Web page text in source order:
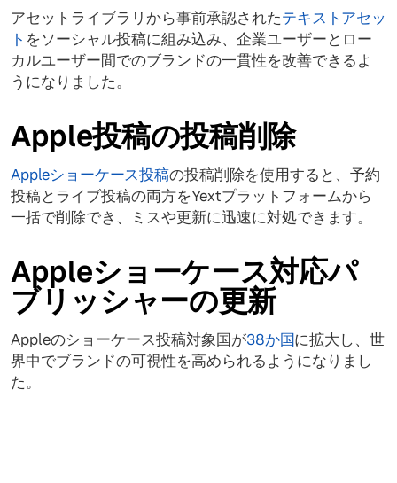
アセットライブラリから事前承認されたテキストアセッ
ト をソーシャル投稿に組み込み、企業ユーザーとロー
カルユーザー間でのブランドの一貫性を改善できるよ
うになりました。
Apple投稿の投稿削除
Appleショーケース投稿の投稿削除を使用すると、予約
投稿とライブ投稿の両方をYextプラットフォームから
一括で削除でき、ミスや更新に迅速に対処できます。
Appleショーケース対応パ
ブリッシャーの更新
Appleのショーケース投稿対象国が38か国に拡大し、世
界中でブランドの可視性を高められるようになりまし
た。